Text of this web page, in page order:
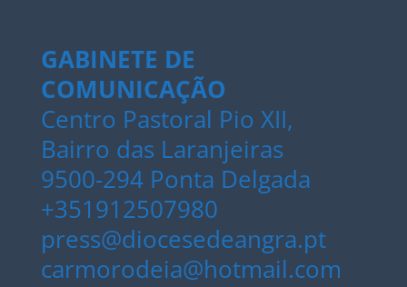
GABINETE DE
COMUNICAÇÃO
Centro Pastoral Pio XII,
Bairro das Laranjeiras
9500-294 Ponta Delgada
+351912507980
press@diocesedeangra.pt
carmorodeia@hotmail.com